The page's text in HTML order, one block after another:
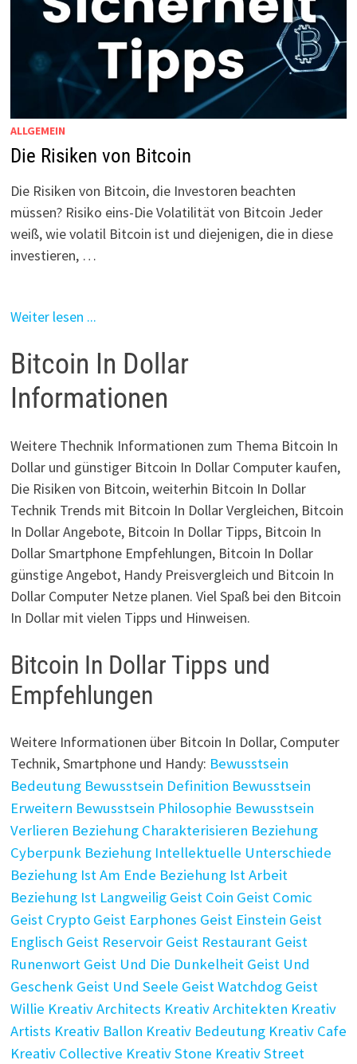
ALLGEMEIN
Die Risiken von Bitcoin
Die Risiken von Bitcoin, die Investoren beachten
müssen? Risiko eins-Die Volatilität von Bitcoin Jeder
weiß, wie volatil Bitcoin ist und diejenigen, die in diese
investieren, …
Weiter lesen ...
Bitcoin In Dollar
Informationen
Weitere Thechnik Informationen zum Thema Bitcoin In
Dollar und günstiger Bitcoin In Dollar Computer kaufen,
Die Risiken von Bitcoin, weiterhin Bitcoin In Dollar
Technik Trends mit Bitcoin In Dollar Vergleichen, Bitcoin
In Dollar Angebote, Bitcoin In Dollar Tipps, Bitcoin In
Dollar Smartphone Empfehlungen, Bitcoin In Dollar
günstige Angebot, Handy Preisvergleich und Bitcoin In
Dollar Computer Netze planen. Viel Spaß bei den Bitcoin
In Dollar mit vielen Tipps und Hinweisen.
Bitcoin In Dollar Tipps und
Empfehlungen
Weitere Informationen über Bitcoin In Dollar, Computer
Technik, Smartphone und Handy: Bewusstsein
Bedeutung Bewusstsein Definition Bewusstsein
Erweitern Bewusstsein Philosophie Bewusstsein
Verlieren Beziehung Charakterisieren Beziehung
Cyberpunk Beziehung Intellektuelle Unterschiede
Beziehung Ist Am Ende Beziehung Ist Arbeit
Beziehung Ist Langweilig Geist Coin Geist Comic
Geist Crypto Geist Earphones Geist Einstein Geist
Englisch Geist Reservoir Geist Restaurant Geist
Runenwort Geist Und Die Dunkelheit Geist Und
Geschenk Geist Und Seele Geist Watchdog Geist
Willie Kreativ Architects Kreativ Architekten Kreativ
Artists Kreativ Ballon Kreativ Bedeutung Kreativ Cafe
Kreativ Collective Kreativ Stone Kreativ Street